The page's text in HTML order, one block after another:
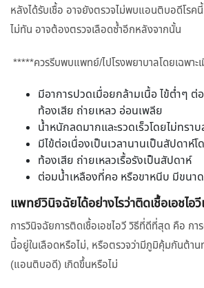
หลังได้รับเชื้อ อาจยังตรวจไม่พบแอนติบอดีโรคนี้
ไม่ทัน อาจต้องตรวจเลือดซ้ำอีกหลังจากนั้น
*****ควรรีบพบแพทย์/ไปโรงพยาบาลโดยเฉพาะ
มีอาการปวดเมื่อยกล้ามเนื้อ ไข้ต่ำๆ ต่
ท้องเสีย ถ่ายเหลว อ่อนเพลีย
น้ำหนักลดมากและรวดเร็วโดยไม่ทราบ
มีไข้ต่อเนื่องเป็นเวลานานเป็นสัปดาห์โ
ท้องเสีย ถ่ายเหลวเรื้อรังเป็นสัปดาห์
ต่อมน้ำเหลืองที่คอ หรือขาหนีบ มีขนา
แพทย์วินิจฉัยได้อย่างไรว่าติดเชื้อเอชไอ
การวินิจฉัยการติดเชื้อเอชไอวี วิธีที่ดีที่สุด คือ กา
นี้อยู่ในเลือดหรือไม่, หรือตรวจว่ามีภูมิคุ้มกันต้าน
(แอนติบอดี) เกิดขึ้นหรือไม่